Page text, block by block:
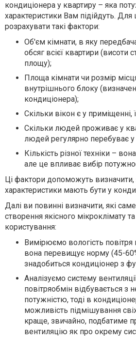
кондиціонера у квартиру – яка
характеристики Вам підійдуть. Для
розрахувати такі фактори:
Об'єм кімнати, в яку
обсяг всієї квартири
площу);
Площа кімнати чи розмір
внутрішнього блоку
кондиціонера);
Скільки вікон є у приміщенні,
Скільки людей проживає у
людей регулярно перебуває у
Кількість різної техніки –
але це впливає вибір
Ці фактори допоможуть визначити,
характеристики мають бути у
Далі ви повинні визначити, які
створення якісного мікроклімату та
користування:
Вимірюємо вологість
вона перевищує норму (45-
знадобиться кондиціонер з
Аналізуємо систему
повітряобмін відбувається з
потужністю, тоді в
можливість підмішування
краще, звичайно, подбатиме
вентиляцію як про окрему